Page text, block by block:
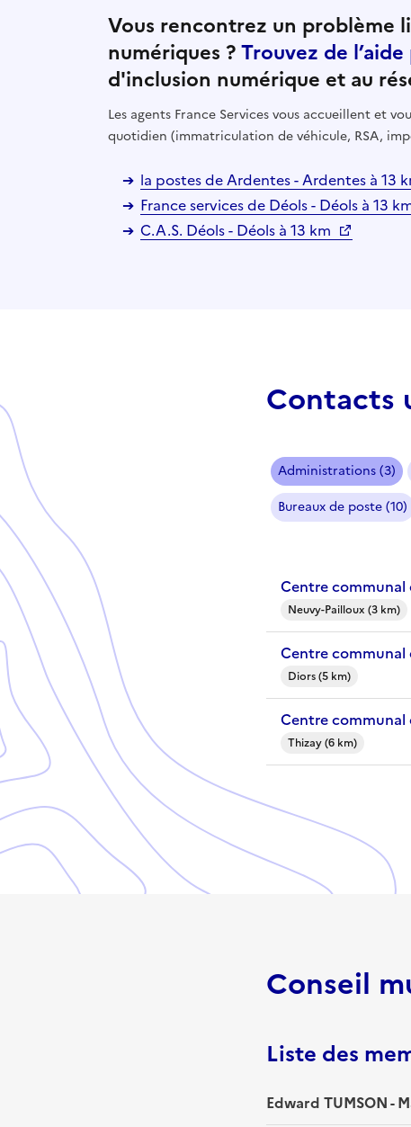
Vous rencontrez un problème
numériques ?Trouvez de
d'inclusion numérique et au
Les agents France Services vous accueillent et
quotidien (immatriculation de véhicule, RSA,
la postes de Ardentes - Ardentes à 13
France services de Déols - Déols à 13
C.A.S. Déols - Déols à 13 km
Contacts
Administrations (3)
Bureaux de poste (10)
Centre
Neuvy-Pailloux (3 km)
Centre
Diors (5 km)
Centre
Thizay (6 km)
Conseil
Liste des
Edward TUMSON -